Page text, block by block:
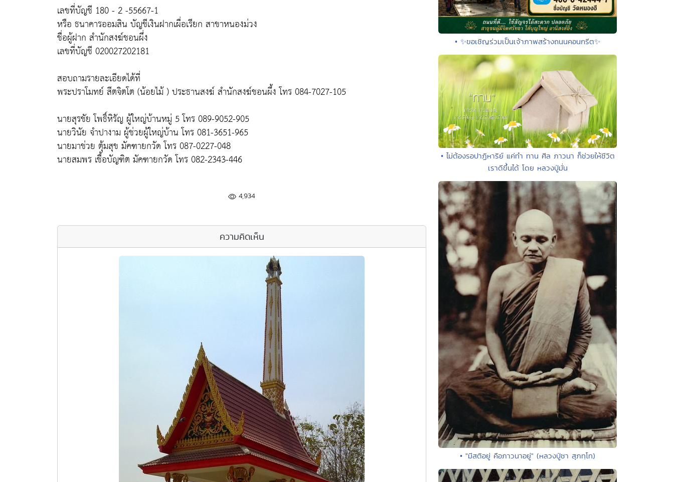
เลขที่บัญชี 180 - 2 -55667-1
หรือ ธนาคารออมสิน บัญชีเงินฝากเผื่อเรียก สาขาหนองม่วง
ชื่อผู้ฝาก สำนักสงฆ์ชอนผึ่ง
เลขที่บัญชี 020027202181
สอบถามรายละเอียดได้ที่
พระปราโมทย์ สีตจิตโต (น้อยไม้ ) ประธานสงฆ์ สำนักสงฆ์ชอนผึ้ง โทร 084-7027-105
นายสุรชัย โพธิ์หิรัญ ผู้ใหญ่บ้านหมู่ 5 โทร 089-9052-905
นายวินัย จำปางาม ผู้ช่วยผู้ใหญ่บ้าน โทร 081-3651-965
นายมาช่วย ตุ้มสุข มัคฑายกวัด โทร 087-0227-048
นายสมพร เชื้อบัญฑิต มัคฑายกวัด โทร 082-2343-446
4,934
ความคิดเห็น
• ✨ขอเชิญร่วมเป็นเจ้าภาพสร้างถนนคอนกรีต✨
• ไม่ต้องรอปาฏิหาริย์ แค่ทำ ทาน ศีล ภาวนา ก็ช่วยให้ชีวิต
เราดีขึ้นได้ โดย หลวงปู่มั่น
• "มีสติอยู่ คือภาวนาอยู่" (หลวงปู่ชา สุภทฺโท)